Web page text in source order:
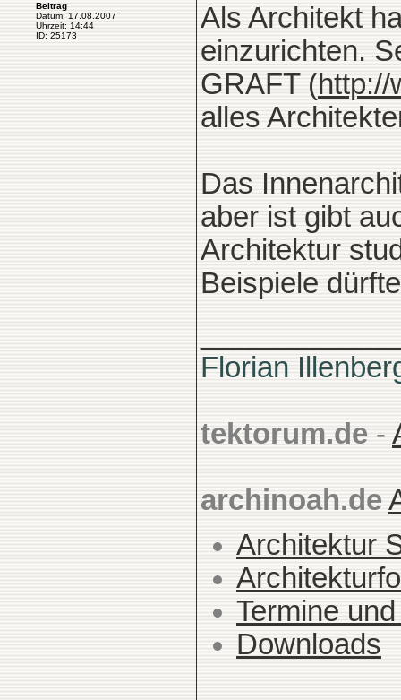
Beitrag
Datum: 17.08.2007
Uhrzeit: 14:44
ID: 25173
Als Architekt
einzurichten.
GRAFT (
alles
Das
aber ist gibt
Architektur
Beispiele
Florian
tektorum.de -
archinoah.de
Architektur
Termine
Downloads